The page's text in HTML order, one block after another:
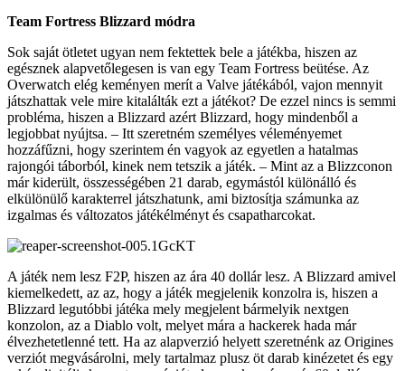
Team Fortress Blizzard módra
Sok saját ötletet ugyan nem fektettek bele a játékba, hiszen az
egésznek alapvetőlegesen is van egy Team Fortress beütése. Az
Overwatch elég keményen merít a Valve játékából, vajon mennyit
játszhattak vele mire kitalálták ezt a játékot? De ezzel nincs is semmi
probléma, hiszen a Blizzard azért Blizzard, hogy mindenből a
legjobbat nyújtsa. – Itt szeretném személyes véleményemet
hozzáfűzni, hogy szerintem én vagyok az egyetlen a hatalmas
rajongói táborból, kinek nem tetszik a játék. – Mint az a Blizzconon
már kiderült, összességében 21 darab, egymástól különálló és
elkülönülő karakterrel játszhatunk, ami biztosítja számunka az
izgalmas és változatos játékélményt és csapatharcokat.
A játék nem lesz F2P, hiszen az ára 40 dollár lesz. A Blizzard amivel
kiemelkedett, az az, hogy a játék megjelenik konzolra is, hiszen a
Blizzard legutóbbi játéka mely megjelent bármelyik nextgen
konzolon, az a Diablo volt, melyet mára a hackerek hada már
élvezhetetlenné tett. Ha az alapverzió helyett szeretnénk az Origines
verziót megvásárolni, mely tartalmaz plusz öt darab kinézetet és egy